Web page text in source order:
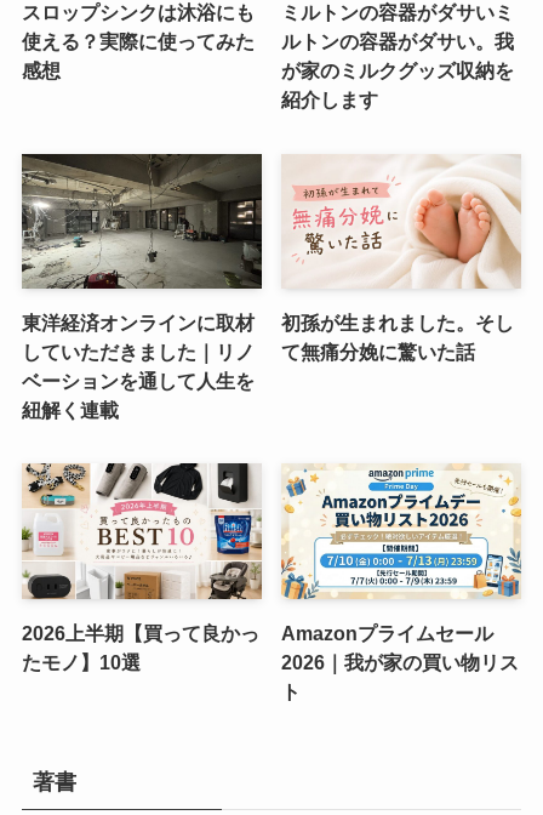
スロップシンクは沐浴にも
使える？実際に使ってみた
感想
ミルトンの容器がダサいミ
ルトンの容器がダサい。我
が家のミルクグッズ収納を
紹介します
東洋経済オンラインに取材
していただきました｜リノ
ベーションを通して人生を
紐解く連載
初孫が生まれました。そし
て無痛分娩に驚いた話
2026上半期【買って良かっ
たモノ】10選
Amazonプライムセール
2026｜我が家の買い物リス
ト
著書